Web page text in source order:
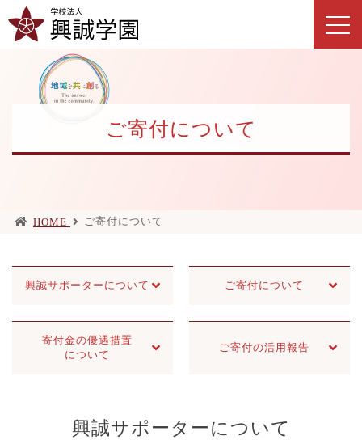
ご寄付について
HOME ご寄付について
興誠サポーター について ご寄付について
寄付金の優遇措置
について
ご寄付の活用報告
興誠サポーターについて